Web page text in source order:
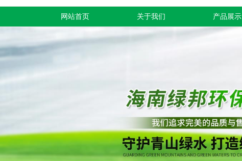
网站首页 关于我们 产品展示